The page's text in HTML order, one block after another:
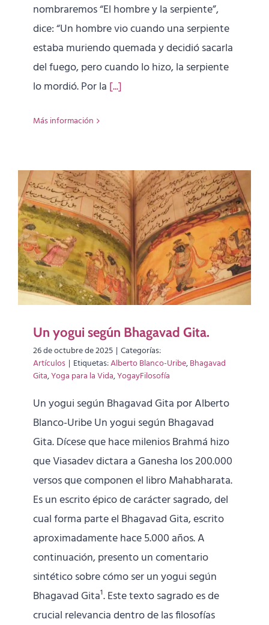
nombraremos “El hombre y la serpiente”,
dice: “Un hombre vio cuando una serpiente
estaba muriendo quemada y decidió sacarla
del fuego, pero cuando lo hizo, la serpiente
lo mordió. Por la [...]
Más información
Un yogui según Bhagavad Gita.
26 de octubre de 2025 | Categorías:
Artículos | Etiquetas:Alberto Blanco-Uribe,Bhagavad
Gita,Yoga para la Vida,YogayFilosofía
Un yogui según Bhagavad Gita por Alberto
Blanco-Uribe Un yogui según Bhagavad
Gita. Dícese que hace milenios Brahmá hizo
que Viasadev dictara a Ganesha los 200.000
versos que componen el libro Mahabharata.
Es un escrito épico de carácter sagrado, del
cual forma parte el Bhagavad Gita, escrito
aproximadamente hace 5.000 años. A
continuación, presento un comentario
sintético sobre cómo ser un yogui según
Bhagavad Gita¹. Este texto sagrado es de
crucial relevancia dentro de las filosofías